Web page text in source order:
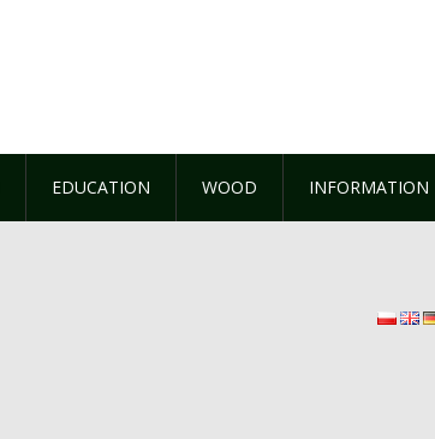
EDUCATION WOOD INFORMATION